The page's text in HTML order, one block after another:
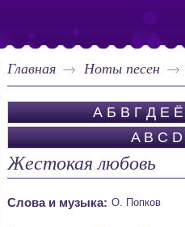
Главная Ноты песен
А Б В Г Д Е Ё
A B C D
Жестокая любовь
Слова и музыка: О. Попков